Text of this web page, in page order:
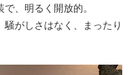
、明るく開放的。
がしさはなく、まったり